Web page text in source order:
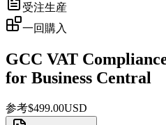
受注生産
一回購入
GCC VAT
for Business Central
参考$499.00USD